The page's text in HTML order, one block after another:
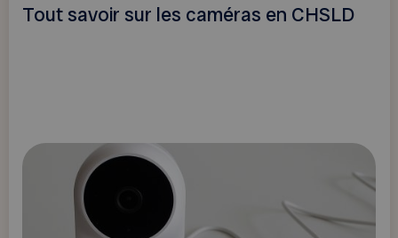
Tout savoir sur les caméras en CHSLD